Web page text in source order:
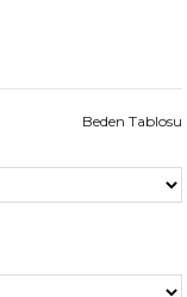
Beden Tablosu